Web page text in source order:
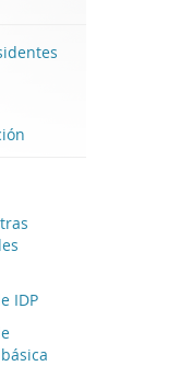
IDP